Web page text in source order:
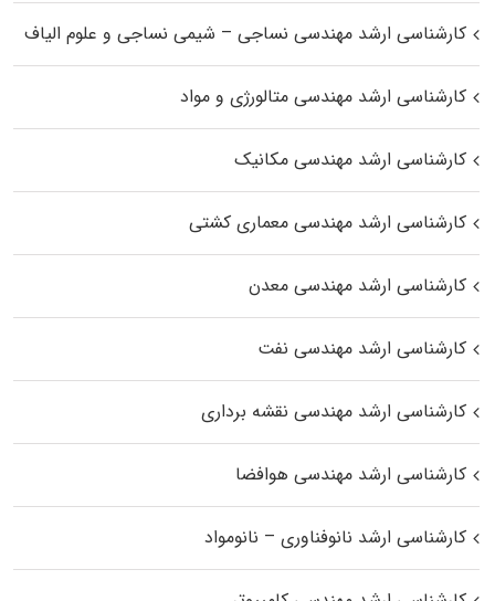
کارشناسی ارشد مهندسی نساجی – شیمی نساجی و علوم الیاف
کارشناسی ارشد مهندسی متالورژی و مواد
کارشناسی ارشد مهندسی مکانیک
کارشناسی ارشد مهندسی معماری کشتی
کارشناسی ارشد مهندسی معدن
کارشناسی ارشد مهندسی نفت
کارشناسی ارشد مهندسی نقشه برداری
کارشناسی ارشد مهندسی هوافضا
کارشناسی ارشد نانوفناوری – نانومواد